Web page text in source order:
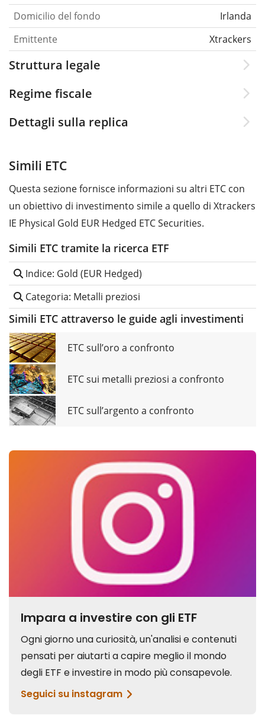
Domicilio del fondo
Irlanda
Emittente
Xtrackers
Struttura legale
Regime fiscale
Dettagli sulla replica
Simili ETC
Questa sezione fornisce informazioni su altri ETC con
un obiettivo di investimento simile a quello di Xtrackers
IE Physical Gold EUR Hedged ETC Securities.
Simili ETC tramite la ricerca ETF
Indice: Gold (EUR Hedged)
Categoria: Metalli preziosi
Simili ETC attraverso le guide agli investimenti
ETC sull’oro a confronto
ETC sui metalli preziosi a confronto
ETC sull’argento a confronto